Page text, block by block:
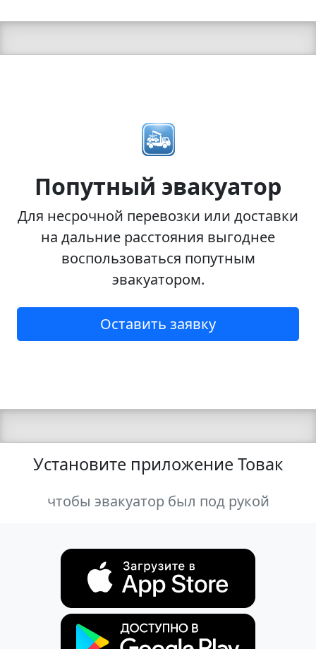
Попутный эвакуатор
Для несрочной перевозки или доставки
на дальние расстояния выгоднее
воспользоваться попутным
эвакуатором.
Оставить заявку
Установите приложение Товак
чтобы эвакуатор был под рукой